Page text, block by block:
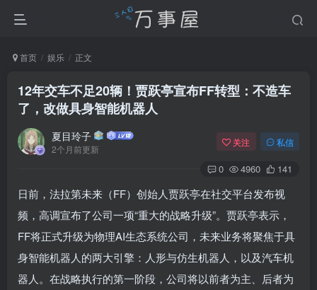
首页 娱乐 正文
12年交车不足20辆！贾跃亭宣布FF转型：不造车
了，改做具身智能机器人
夏目玲子
2个月前更新
关注 私信
0 4960 141
日前，法拉第未来（FF）创始人贾跃亭在社交平台发布视
频，高调宣布了公司一项“重大的战略升级”。贾跃亭表示，
FF将正式升级为物理AI生态系统公司，未来业务将聚焦于具
身智能机器人的两大引擎：人形与仿生机器人，以及汽车机
器人。在战略执行的第一阶段，公司将以前者为主、后者为